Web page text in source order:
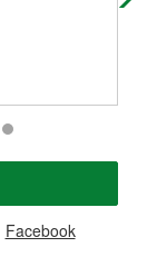
Facebook